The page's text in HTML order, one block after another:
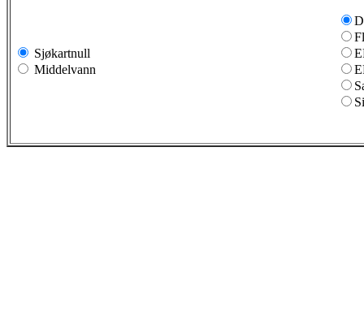
Sjøkartnull
Middelvann